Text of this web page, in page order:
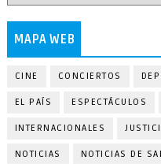
MAPA WEB
CINE CONCIERTOS
EL PAÍS ESPECTÁCULOS
INTERNACIONALES
NOTICIAS NOTICIAS DE